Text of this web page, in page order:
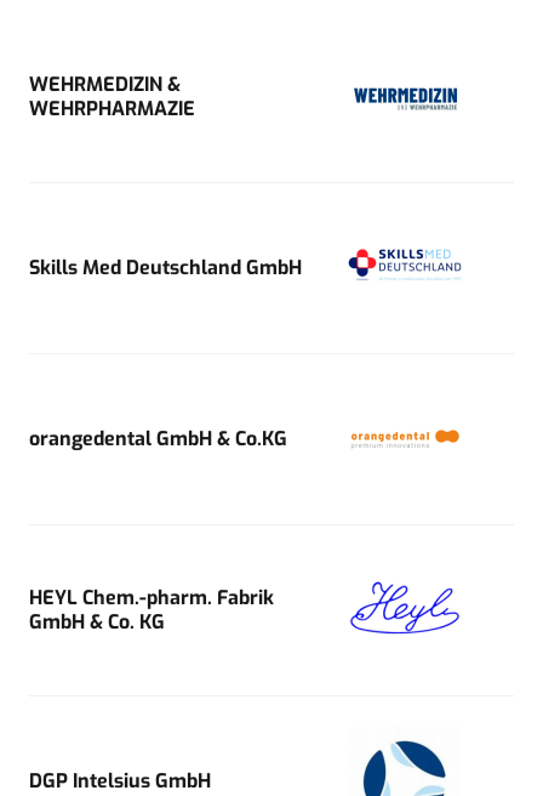
WEHRMEDIZIN &
WEHRPHARMAZIE
Skills Med Deutschland GmbH
orangedental GmbH & Co.KG
HEYL Chem.-pharm. Fabrik
GmbH & Co. KG
DGP Intelsius GmbH